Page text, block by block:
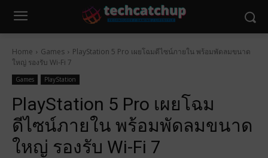
Home Games
PlayStation 5 Pro เผยโฉมดีไซน์ภายใน พร้อมพัดลมขนาด
ใหญ่ รองรับ Wi-Fi 7
Games PlayStation
PlayStation 5 Pro เผยโฉม
ดีไซน์ภายใน พร้อมพัดลมขนาด
ใหญ่ รองรับ Wi-Fi 7